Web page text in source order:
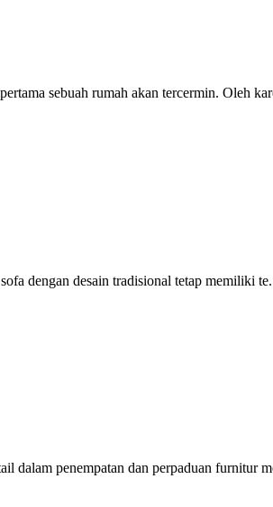
sebuah rumah akan tercermin. Oleh
dengan desain tradisional tetap memiliki
dalam penempatan dan perpaduan furnitur